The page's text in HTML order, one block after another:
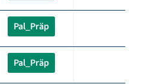
Pal_Präp
Pal_Präp